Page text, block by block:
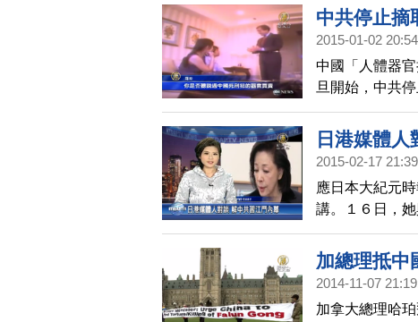
之以法。
中共停止摘
2015-01-02
中國「人體器
旦開始，中共
應的一堆白紙
宣示效果令人
進行報導。
日港媒體
2015-02-17
應日本大紀元
講。１６日，
及中日關係，
加總理抵中
2014-11-07
加拿大總理哈